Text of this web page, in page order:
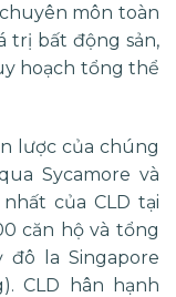
môn toàn
trị bất động sản,
hoạch tổng thể
lược của chúng
Sycamore và
của CLD tại
căn hộ và tổng
la Singapore
CLD hân hạnh